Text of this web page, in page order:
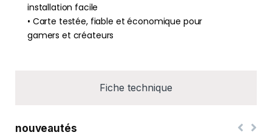
Fiche technique
installation facile
• Carte testée, fiable et économique pour
gamers et créateurs
nouveautés